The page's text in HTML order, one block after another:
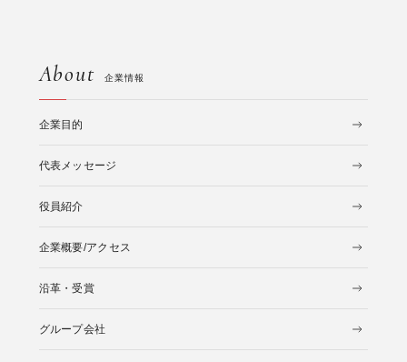
About 企業情報
企業目的
代表メッセージ
役員紹介
企業概要/アクセス
沿革・受賞
グループ会社